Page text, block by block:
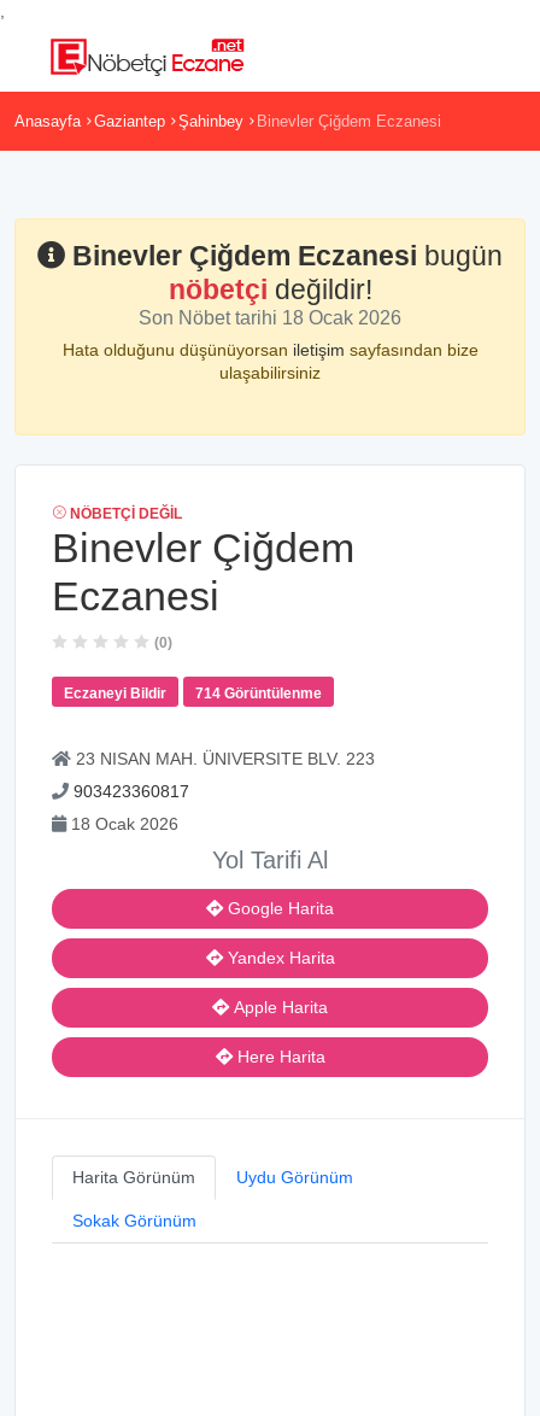
Anasayfa Gaziantep Şahinbey Binevler Çiğdem Eczanesi
Binevler Çiğdem Eczanesi bugün
nöbetçi değildir!
Son Nöbet tarihi 18 Ocak 2026
Hata olduğunu düşünüyorsan iletişim sayfasından bize
ulaşabilirsiniz
NÖBETÇI DEĞIL
Binevler Çiğdem
Eczanesi
(0)
Eczaneyi Bildir 714 Görüntülenme
23 NISAN MAH. ÜNIVERSITE BLV. 223
903423360817
18 Ocak 2026
Yol Tarifi Al
Google Harita
Yandex Harita
Apple Harita
Here Harita
Harita Görünüm Uydu Görünüm
Sokak Görünüm